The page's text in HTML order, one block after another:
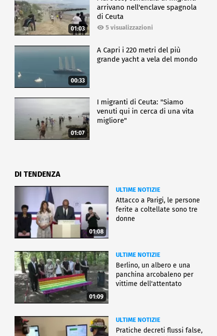
01:03
arrivano nell'enclave spagnola
di Ceuta
5 visualizzazioni
00:33
A Capri i 220 metri del più
grande yacht a vela del mondo
01:07
I migranti di Ceuta: "Siamo
venuti qui in cerca di una vita
migliore"
DI TENDENZA
01:08
ULTIME NOTIZIE
Attacco a Parigi, le persone
ferite a coltellate sono tre
donne
01:09
ULTIME NOTIZIE
Berlino, un albero e una
panchina arcobaleno per
vittime dell'attentato
ULTIME NOTIZIE
Pratiche decreti flussi false,